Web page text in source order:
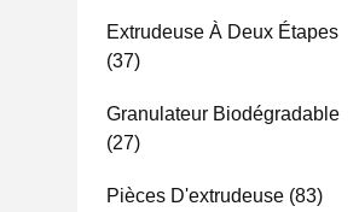
Extrudeuse À Deux Étapes
(37)
Granulateur Biodégradable
(27)
Pièces D'extrudeuse (83)